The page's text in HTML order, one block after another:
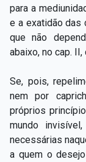
para a
e a exatidão das
que não
abaixo, no cap.
Se, pois,
nem por
próprios
mundo
necessárias
a quem o